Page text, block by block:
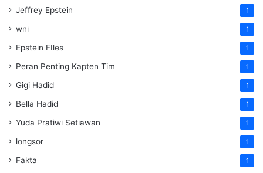
Jeffrey Epstein 1
wni 1
Epstein FIles 1
Peran Penting Kapten Tim 1
Gigi Hadid 1
Bella Hadid 1
Yuda Pratiwi Setiawan 1
longsor 1
Fakta 1